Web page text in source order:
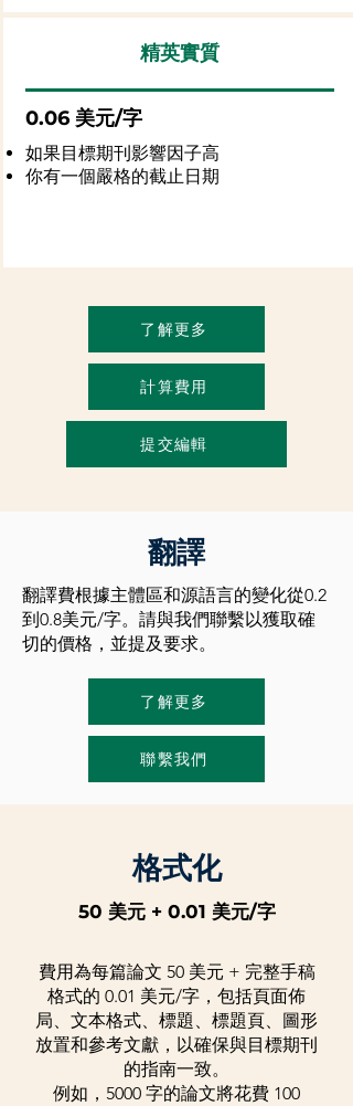
精英實質
0.06 美元/字
如果目標期刊影響因子高
你有一個嚴格的截止日期
了解更多
計算費用
提交編輯
翻譯
翻譯費根據主體區和源語言的變化從0.2
到0.8美元/字。請與我們聯繫以獲取確
切的價格，並提及要求。
了解更多
聯繫我們
格式化
50 美元 + 0.01 美元/字
費用為每篇論文 50 美元 + 完整手稿
格式的 0.01 美元/字，包括頁面佈
局、文本格式、標題、標題頁、圖形
放置和參考文獻，以確保與目標期刊
的指南一致。
例如，5000 字的論文將花費 100